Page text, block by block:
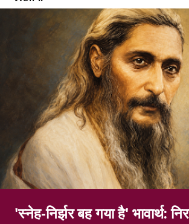
'स्नेह-निर्झर बह गया है' भावार्थ: